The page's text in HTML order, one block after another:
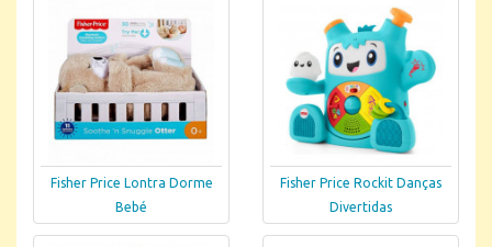
Fisher Price Lontra Dorme
Bebé
Fisher Price Rockit Danças
Divertidas